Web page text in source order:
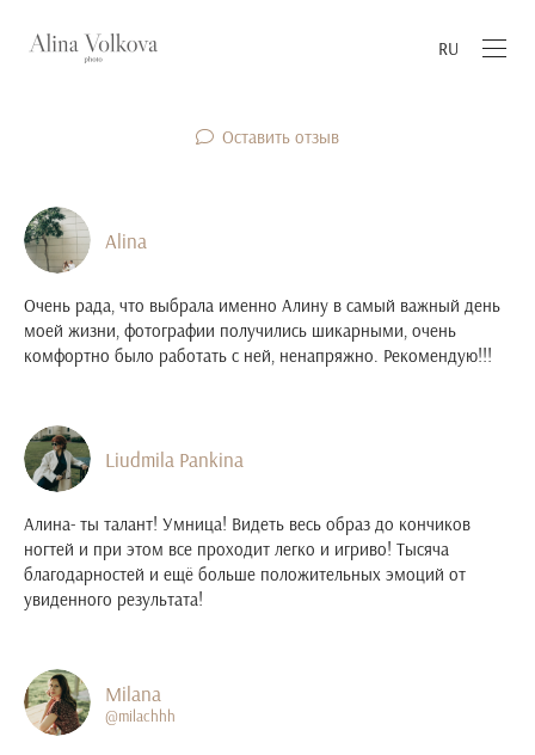
RU
Оставить отзыв
Alina
Очень рада, что выбрала именно Алину в самый важный день
моей жизни, фотографии получились шикарными, очень
комфортно было работать с ней, ненапряжно. Рекомендую!!!
Liudmila Pankina
Алина- ты талант! Умница! Видеть весь образ до кончиков
ногтей и при этом все проходит легко и игриво! Тысяча
благодарностей и ещё больше положительных эмоций от
увиденного результата!
Milana
@milachhh